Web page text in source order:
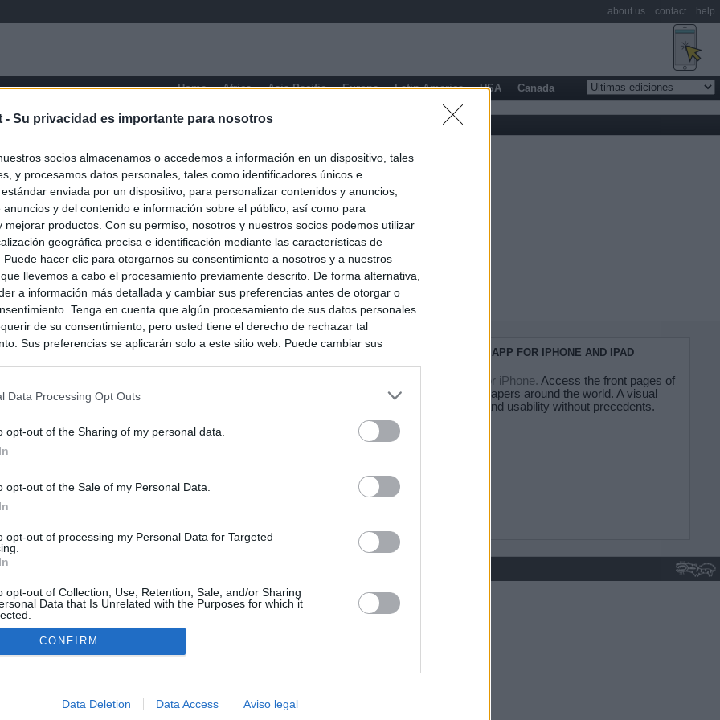
- Su privacidad es importante para nosotros
socios almacenamos o accedemos a información en un dispositivo, tales
y procesamos datos personales, tales como identificadores únicos e
enviada por un dispositivo, para personalizar contenidos y anuncios,
anuncios y del contenido e información sobre el público, así como para
mejorar productos. Con su permiso, nosotros y nuestros socios podemos utilizar
geográfica precisa e identificación mediante las características de
Puede hacer clic para otorgarnos su consentimiento a nosotros y a nuestros
llevemos a cabo el procesamiento previamente descrito. De forma alternativa,
a información más detallada y cambiar sus preferencias antes de otorgar o
Tenga en cuenta que algún procesamiento de sus datos personales
de su consentimiento, pero usted tiene el derecho de rechazar tal
Sus preferencias se aplicarán solo a este sitio web. Puede cambiar sus
Data Processing Opt Outs
opt-out of the Sharing of my personal data.
opt-out of the Sale of my Personal Data.
opt-out of processing my Personal Data for Targeted
opt-out of Collection, Use, Retention, Sale, and/or Sharing
Data that Is Unrelated with the Purposes for which it
CONFIRM
Data Deletion Data Access Aviso legal
Home Africa Asia-Pacific Europe Latin America USA Canada
Philippines
KIOSKO.NET APP FOR IPHONE AND IPAD
Kiosko.net for iPhone. Access the front pages of
major newspapers around the world. A visual
experience and usability without precedents.
about us contact help